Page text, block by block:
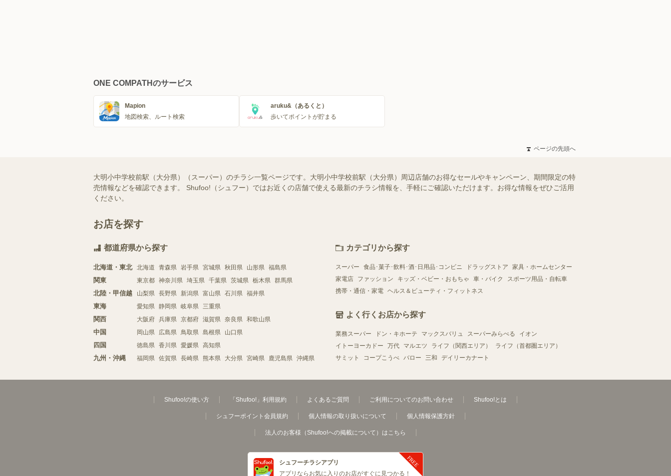
ONE COMPATHのサービス
Mapion
地図検索、ルート検索
aruku&（あるくと）
歩いてポイントが貯まる
ページの先頭へ
大明小中学校前駅（大分県）（スーパー）のチラシ一覧ページです。大明小中学校前駅（大分県）周辺店舗のお得なセールやキャンペーン、期間限定の特
売情報などを確認できます。 Shufoo!（シュフー）ではお近くの店舗で使える最新のチラシ情報を、手軽にご確認いただけます。お得な情報をぜひご活用
ください。
お店を探す
都道府県から探す
北海道・東北 北海道 青森県 岩手県 宮城県 秋田県 山形県 福島県
関東 東京都 神奈川県 埼玉県 千葉県 茨城県 栃木県 群馬県
北陸・甲信越 山梨県 長野県 新潟県 富山県 石川県 福井県
東海 愛知県 静岡県 岐阜県 三重県
関西 大阪府 兵庫県 京都府 滋賀県 奈良県 和歌山県
中国 岡山県 広島県 鳥取県 島根県 山口県
四国 徳島県 香川県 愛媛県 高知県
九州・沖縄 福岡県 佐賀県 長崎県 熊本県 大分県 宮崎県 鹿児島県 沖縄県
カテゴリから探す
スーパー 食品･菓子･飲料･酒･日用品･コンビニ ドラッグストア
家具・ホームセンター
家電店
ファッション キッズ・ベビー・おもちゃ 車・バイク
スポーツ用品・自転車
携帯・通信・家電 ヘルス＆ビューティ・フィットネス
よく行くお店から探す
業務スーパー ドン・キホーテ マックスバリュ スーパーみらべる
イオン
イトーヨーカドー
万代 マルエツ ライフ（関西エリア）
ライフ（首都圏エリア）
サミット
コープこうべ バロー 三和 デイリーカナート
Shufoo!の使い方 「Shufoo!」利用規約 よくあるご質問 ご利用についてのお問い合わせ Shufoo!とは
シュフーポイント会員規約 個人情報の取り扱いについて 個人情報保護方針
法人のお客様（Shufoo!への掲載について）はこちら
シュフーチラシアプリ
アプリならお気に入りのお店がすぐに見つかる！